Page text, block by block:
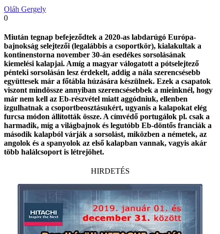
Oláh Gergely
0
Miután tegnap befejeződtek a 2020-as labdarúgó Európa-
bajnokság selejtezői (legalábbis a csoportkör), kialakultak a
kontinenstorna november 30-án esedékes sorsolásának
kiemelési kalapjai. Amíg a magyar válogatott a pótselejtező
pénteki sorsolásán lesz érdekelt, addig a nála szerencsésebb
együttesek már a főtábla húzására készülnek. Ezek a csapatok
viszont mindössze annyiban szerencsésebbek a mieinknél, hogy
már nem kell az Eb-részvétel miatt aggódniuk, ellenben
izgulhatnak a csoportbeosztásukért, ugyanis a kalapokat elég
furcsa módon állították össze. A címvédő portugálok pl. csak a
harmadik, míg a világbajnok és legutóbb Eb-döntős franciák a
második kalapból várják a sorsolást, miközben a németek, az
angolok és a spanyolok az első kalapban vannak, vagyis akár
több halálcsoport is létrejöhet.
HIRDETÉS